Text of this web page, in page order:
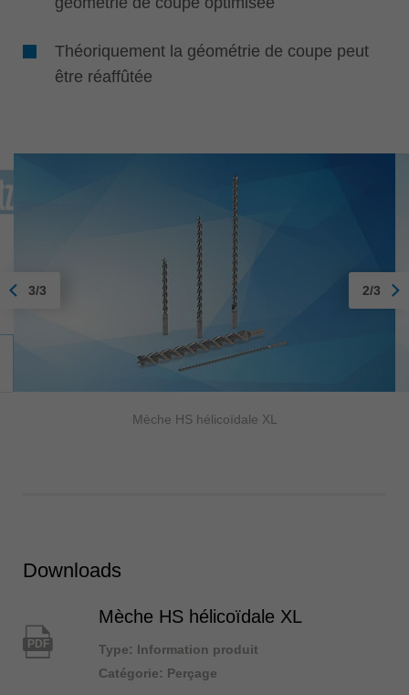
Théoriquement la géométrie de coupe peut
être réaffûtée
Mèche HS hélicoïdale XL
3/3 2/3
Downloads
PDF
Mèche HS hélicoïdale XL
Type: Information produit
Catégorie: Perçage